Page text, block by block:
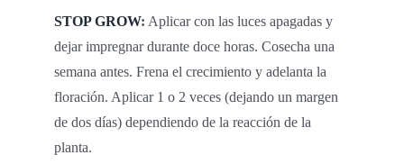
STOP GROW: Aplicar con las luces apagadas y
dejar impregnar durante doce horas. Cosecha una
semana antes. Frena el crecimiento y adelanta la
floración. Aplicar 1 o 2 veces (dejando un margen
de dos días) dependiendo de la reacción de la
planta.